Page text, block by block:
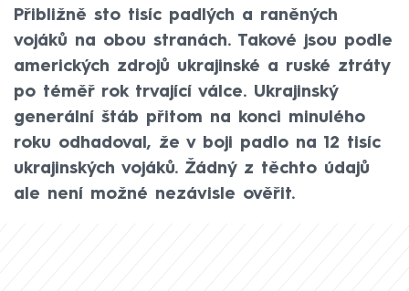
Přibližně sto tisíc padlých a raněných
vojáků na obou stranách. Takové jsou podle
amerických zdrojů ukrajinské a ruské ztráty
po téměř rok trvající válce. Ukrajinský
generální štáb přitom na konci minulého
roku odhadoval, že v boji padlo na 12 tisíc
ukrajinských vojáků. Žádný z těchto údajů
ale není možné nezávisle ověřit.